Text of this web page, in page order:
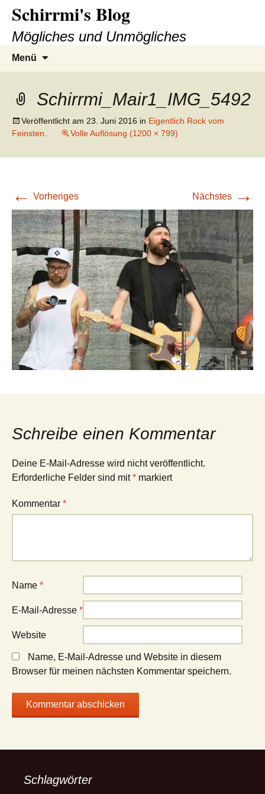
Inhalt
springen
Schirrmi's Blog
Mögliches und Unmögliches
Menü
Schirrmi_Mair1_IMG_5492
Veröffentlicht am 23. Juni 2016 in Eigentlich Rock vom
Feinsten..
Volle Auflösung (1200 × 799)
← Vorheriges Nächstes →
Schreibe einen Kommentar
Deine E-Mail-Adresse wird nicht veröffentlicht.
Erforderliche Felder sind mit* markiert
Kommentar *
Name *
E-Mail-Adresse *
Website
Name, E-Mail-Adresse und Website in diesem
Browser für meinen nächsten Kommentar speichern.
Schlagwörter